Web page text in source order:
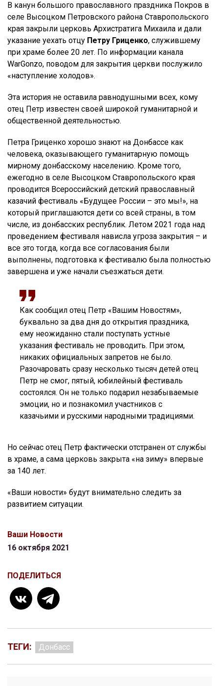
В канун большого православного праздника Покров в
селе Высоцком Петровского района Ставропольского
края закрыли церковь Архистратига Михаила и дали
указание уехать отцу Петру Гриценко, служившему
при храме более 20 лет. По информации канала
WarGonzo, поводом для закрытия церкви послужило
«наступление холодов».
Эта история не оставила равнодушными всех, кому
отец Петр известен своей широкой гуманитарной и
общественной деятельностью.
Петра Гриценко хорошо знают на Донбассе как
человека, оказывающего гуманитарную помощь
мирному донбасскому населению. Кроме того,
ежегодно в селе Высоцком Ставропольского края
проводится Всероссийский детский православный
казачий фестиваль «Будущее России – это мы!», на
который приглашаются дети со всей страны, в том
числе, из донбасских республик. Летом 2021 года над
проведением фестиваля нависла угроза закрытия – и
все это тогда, когда все согласования были
выполнены, подготовка к фестивалю была полностью
завершена и уже начали съезжаться дети.
Как сообщил отец Петр «Вашим Новостям»,
буквально за два дня до открытия праздника,
ему неожиданно стали поступать устные
указания фестиваль не проводить. При этом,
никаких официальных запретов не было.
Разочаровать сразу несколько тысяч детей отец
Петр не смог, пятый, юбилейный фестиваль
состоялся. Он не только подарил незабываемые
эмоции, но и познакомил участников с
казачьими и русскими народными традициями.
Но сейчас отец Петр фактически отстранен от службы
в храме, а сама церковь закрыта «на зиму» впервые
за 140 лет.
«Ваши новости» будут внимательно следить за
развитием ситуации.
Ваши Новости
16 октября 2021
ПОДЕЛИТЬСЯ
ТЕГИ: Донбасс